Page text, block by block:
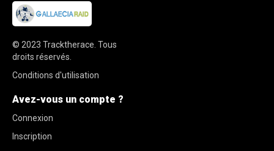
© 2023 Tracktherace. Tous
droits réservés.
Conditions d'utilisation
Avez-vous un compte ?
Connexion
Inscription